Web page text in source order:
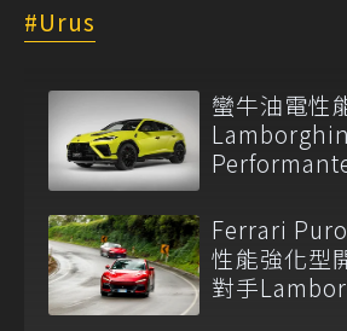
Urus
蠻牛油電性
Ferrari
性能強化型
對手